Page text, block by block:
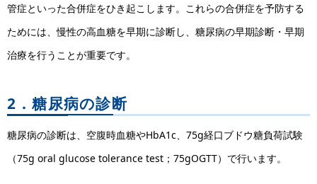
管症といった合併症をひき起こします。これらの合併症を予防する
ためには、慢性の高血糖を早期に診断し、糖尿病の早期診断・早期
治療を行うことが重要です。
2．糖尿病の診断
糖尿病の診断は、空腹時血糖やHbA1c、75g経口ブドウ糖負荷試験
（75g oral glucose tolerance test；75gOGTT）で行います。